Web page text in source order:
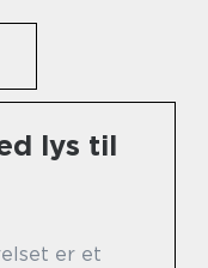
lys til
er et